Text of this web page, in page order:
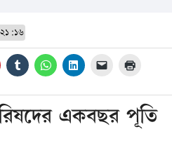
একবছর পূতি